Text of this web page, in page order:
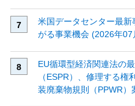
米国データセンター最
がる事業機会 (2026年07
EU循環型経済関連法の
（ESPR）、修理する
装廃棄物規則（PPWR）